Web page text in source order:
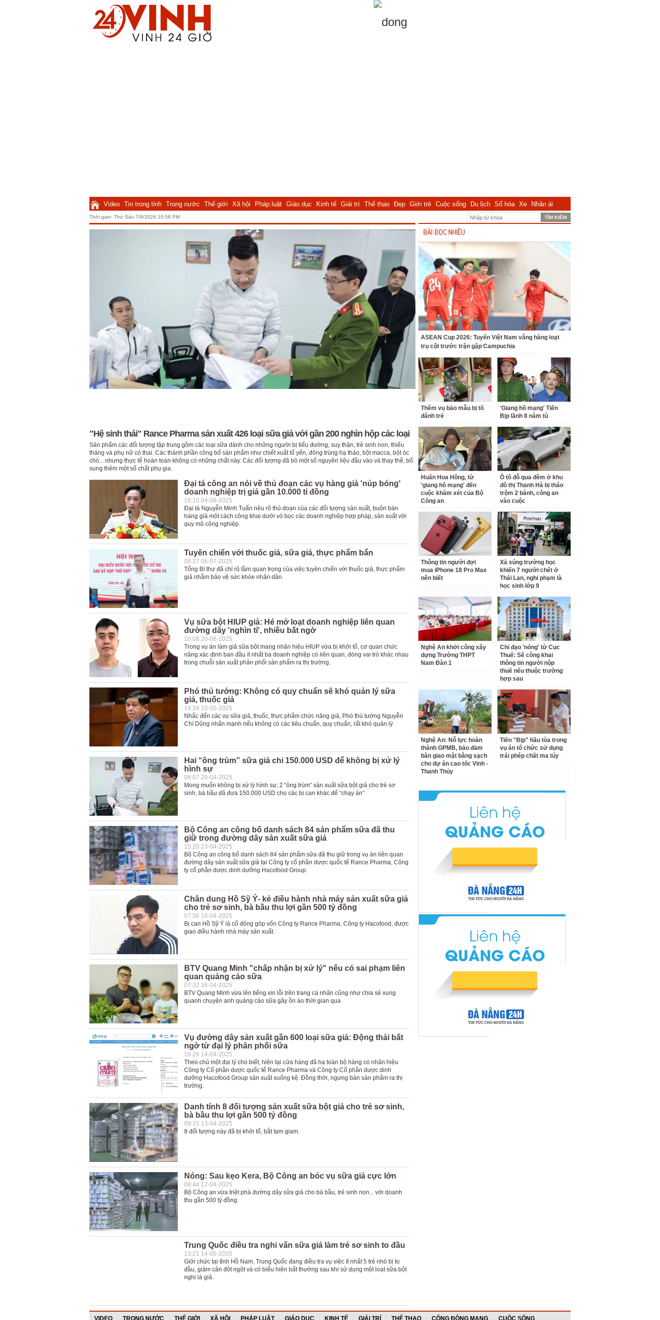
Video Tin trong tỉnh Trong nước Thế giới Xã hội Pháp luật Giáo dục Kinh tế Giải trí Thể thao Đẹp Giới trẻ Cuộc sống Du lịch Số hóa Xe Nhân ái
Thời gian: Thứ Sáu 7/8/2026 10:56 PM
"Hệ sinh thái" Rance Pharma sản xuất 426 loại sữa giả với gần 200 nghìn hộp các loại
Sản phẩm các đối tượng tập trung gồm các loại sữa dành cho những người bị tiểu đường, suy thận, trẻ sinh non, thiếu
tháng và phụ nữ có thai. Các thành phần công bố sản phẩm như chiết xuất tổ yến, đông trùng hạ thảo, bột macca, bột óc
chó... nhưng thực tế hoàn toàn không có những chất này. Các đối tượng đã bỏ một số nguyên liệu đầu vào và thay thế, bổ
sung thêm một số chất phụ gia.
Đại tá công an nói về thủ đoạn các vụ hàng giả 'núp bóng'
doanh nghiệp trị giá gần 10.000 tỉ đồng
16:10 04-08-2025
Đại tá Nguyễn Minh Tuấn nêu rõ thủ đoạn của các đối tượng sản xuất, buôn bán
hàng giả một cách công khai dưới vỏ bọc các doanh nghiệp hợp pháp, sản xuất với
quy mô công nghiệp.
Tuyên chiến với thuốc giả, sữa giả, thực phẩm bẩn
08:27 06-07-2025
Tổng Bí thư đã chỉ rõ tầm quan trọng của việc tuyên chiến với thuốc giả, thực phẩm
giả nhằm bảo vệ sức khỏe nhân dân.
Vụ sữa bột HIUP giả: Hé mở loạt doanh nghiệp liên quan
đường dây 'nghìn tỉ', nhiều bất ngờ
10:08 20-06-2025
Trong vụ án làm giả sữa bột mang nhãn hiệu HIUP vừa bị khởi tố, cơ quan chức
năng xác định ban đầu ít nhất ba doanh nghiệp có liên quan, đóng vai trò khác nhau
trong chuỗi sản xuất phân phối sản phẩm ra thị trường.
Phó thủ tướng: Không có quy chuẩn sẽ khó quản lý sữa
giả, thuốc giả
14:34 10-05-2025
Nhắc đến các vụ sữa giả, thuốc, thực phẩm chức năng giả, Phó thủ tướng Nguyễn
Chí Dũng nhấn mạnh nếu không có các tiêu chuẩn, quy chuẩn, rất khó quản lý.
Hai “ông trùm” sữa giả chi 150.000 USD để không bị xử lý
hình sự
08:07 29-04-2025
Mong muốn không bị xử lý hình sự, 2 “ông trùm” sản xuất sữa bột giả cho trẻ sơ
sinh, bà bầu đã đưa 150.000 USD cho các bị can khác để “chạy án”
Bộ Công an công bố danh sách 84 sản phẩm sữa đã thu
giữ trong đường dây sản xuất sữa giả
15:20 23-04-2025
Bộ Công an công bố danh sách 84 sản phẩm sữa đã thu giữ trong vụ án liên quan
đường dây sản xuất sữa giả tại Công ty cổ phần dược quốc tế Rance Pharma, Công
ty cổ phần dược dinh dưỡng Hacofood Group.
Chân dung Hồ Sỹ Ý- kẻ điều hành nhà máy sản xuất sữa giả
cho trẻ sơ sinh, bà bầu thu lợi gần 500 tỷ đồng
07:56 16-04-2025
Bị can Hồ Sỹ Ý là cổ đông góp vốn Công ty Rance Pharma, Công ty Hacofood, được
giao điều hành nhà máy sản xuất.
BTV Quang Minh "chấp nhận bị xử lý" nếu có sai phạm liên
quan quảng cáo sữa
07:32 16-04-2025
BTV Quang Minh vừa lên tiếng xin lỗi trên trang cá nhân cũng như chia sẻ xung
quanh chuyện anh quảng cáo sữa gây ồn ào thời gian qua
Vụ đường dây sản xuất gần 600 loại sữa giả: Động thái bất
ngờ từ đại lý phân phối sữa
16:26 14-04-2025
Theo chủ một đại lý cho biết, hiện tại cửa hàng đã hạ toàn bộ hàng có nhãn hiệu
Công ty Cổ phần dược quốc tế Rance Pharma và Công ty Cổ phần dược dinh
dưỡng Hacofood Group sản xuất xuống kệ. Đồng thời, ngưng bán sản phẩm ra thị
trường.
Danh tính 8 đối tượng sản xuất sữa bột giả cho trẻ sơ sinh,
bà bầu thu lợi gần 500 tỷ đồng
09:15 13-04-2025
8 đối tượng này đã bị khởi tố, bắt tạm giam.
Nóng: Sau kẹo Kera, Bộ Công an bóc vụ sữa giả cực lớn
08:44 12-04-2025
Bộ Công an vừa triệt phá đường dây sữa giả cho bà bầu, trẻ sinh non... với doanh
thu gần 500 tỷ đồng.
Trung Quốc điều tra nghi vấn sữa giả làm trẻ sơ sinh to đầu
13:21 14-05-2020
Giới chức tại tỉnh Hồ Nam, Trung Quốc đang điều tra vụ việc ít nhất 5 trẻ nhỏ bị to
đầu, giảm cân đột ngột và có biểu hiện bất thường sau khi sử dụng một loạt sữa bột
nghi là giả.
BÀI ĐỌC NHIỀU
ASEAN Cup 2026: Tuyển Việt Nam vắng hàng loạt
trụ cột trước trận gặp Campuchia
Thêm vụ bảo mẫu bị tố
đánh trẻ
'Giang hồ mạng' Tiến
Bịp lãnh 8 năm tù
Huấn Hoa Hồng, từ
'giang hồ mạng' đến
cuộc khám xét của Bộ
Công an
Ô tô đỗ qua đêm ở khu
đô thị Thanh Hà bị tháo
trộm 2 bánh, công an
vào cuộc
Thông tin người đợi
mua iPhone 18 Pro Max
nên biết
Xả súng trường học
khiến 7 người chết ở
Thái Lan, nghi phạm là
học sinh lớp 9
Nghệ An khởi công xây
dựng Trường THPT
Nam Đàn 1
Chỉ đạo 'nóng' từ Cục
Thuế: Sẽ công khai
thông tin người nộp
thuế nếu thuộc trường
hợp sau
Nghệ An: Nỗ lực hoàn
thành GPMB, bảo đảm
bàn giao mặt bằng sạch
cho dự án cao tốc Vinh -
Thanh Thủy
Tiến "Bịp" hầu tòa trong
vụ án tổ chức sử dụng
trái phép chất ma túy
VIDEO TRONG NƯỚC THẾ GIỚI XÃ HỘI PHÁP LUẬT GIÁO DỤC KINH TẾ GIẢI TRÍ THỂ THAO CỘNG ĐỒNG MẠNG CUỘC SỐNG